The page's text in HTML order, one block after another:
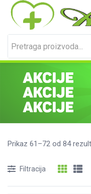
Prijavite
Unesite svoje korisničko
Zapamti me
Prikaz 61–72 od 84
Filtracija